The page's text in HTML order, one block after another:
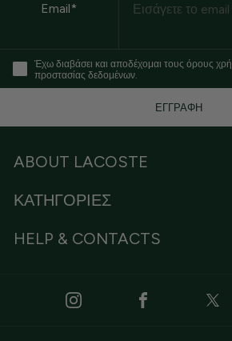
Email*
Έχω διαβάσει και αποδέχομαι τους όρους
προστασίας δεδομένων.
ΕΓΓΡΑΦΗ
ABOUT LACOSTE
ΚΑΤΗΓΟΡΙΕΣ
HELP & CONTACTS